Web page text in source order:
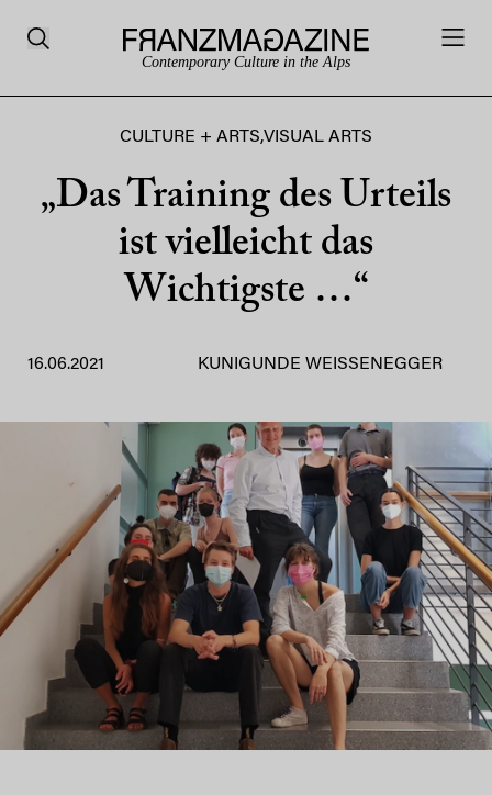
Contemporary Culture in the Alps
CULTURE + ARTS,VISUAL ARTS
„Das Training des Urteils
ist vielleicht das
Wichtigste …“
16.06.2021 KUNIGUNDE WEISSENEGGER